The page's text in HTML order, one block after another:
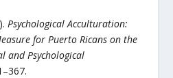
Psychological Acculturation:
for Puerto Ricans on the
and Psychological